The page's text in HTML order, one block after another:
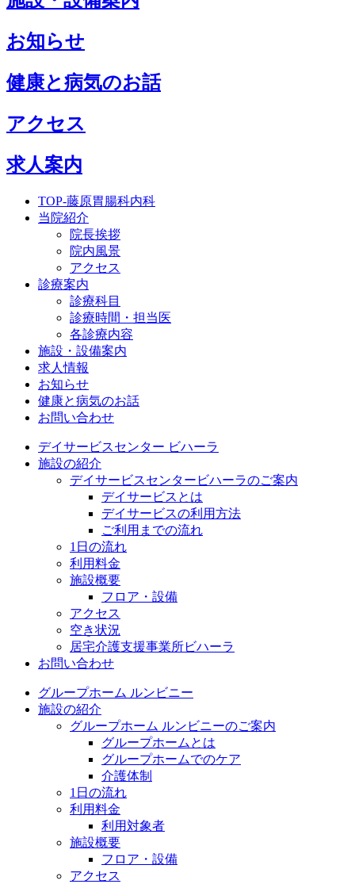
お知らせ
健康と病気のお話
アクセス
求人案内
TOP-藤原胃腸科内科
当院紹介
院長挨拶
院内風景
アクセス
診療案内
診療科目
診療時間・担当医
各診療内容
施設・設備案内
求人情報
お知らせ
健康と病気のお話
お問い合わせ
デイサービスセンター ビハーラ
施設の紹介
デイサービスセンタービハーラのご案内
デイサービスとは
デイサービスの利用方法
ご利用までの流れ
1日の流れ
利用料金
施設概要
フロア・設備
アクセス
空き状況
居宅介護支援事業所ビハーラ
お問い合わせ
グループホーム ルンビニー
施設の紹介
グループホーム ルンビニーのご案内
グループホームとは
グループホームでのケア
介護体制
1日の流れ
利用料金
利用対象者
施設概要
フロア・設備
アクセス